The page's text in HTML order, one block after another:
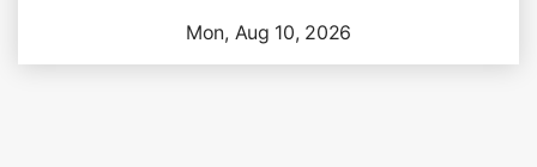
Mon, Aug 10, 2026